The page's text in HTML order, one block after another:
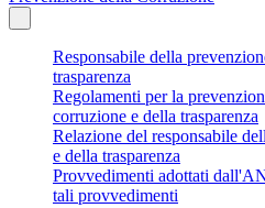
Responsabile della
trasparenza
Regolamenti per la
corruzione e della trasparenza
Relazione del responsabile
e della trasparenza
Provvedimenti adottati
tali provvedimenti